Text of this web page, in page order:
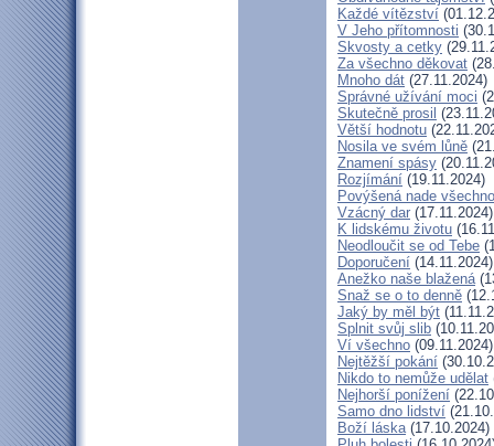
Každé vítězství
V Jeho přítomnosti
Skvosty a cetky
Za všechno děkovat
Mnoho dát (27.11.2024)
Správné užívání moci
Skutečně prosil
Větší hodnotu
Nosila ve svém lůně
Znamení spásy
Rozjímání (19.11.2024)
Povýšená nade všechno
Vzácný dar (17.11.2024)
K lidskému životu
Neodloučit se od Tebe
Doporučení (14.11.2024)
Anežko naše blažená
Snaž se o to denně
Jaký by měl být
Splnit svůj slib
Ví všechno (09.11.2024)
Nejtěžší pokání
Nikdo to nemůže udělat
Nejhorší ponížení
Samo dno lidství
Boží láska(17.10.2024)